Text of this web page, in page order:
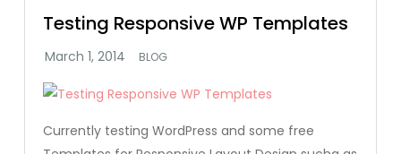
Testing Responsive WP Templates
BLOG
Currently testing WordPress and some free